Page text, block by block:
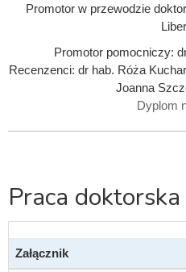
Promotor w przewodzie
Promotor pomocniczy:
Recenzenci: dr hab. Róża
Joanna
Dyplom
Praca doktorska
Załącznik